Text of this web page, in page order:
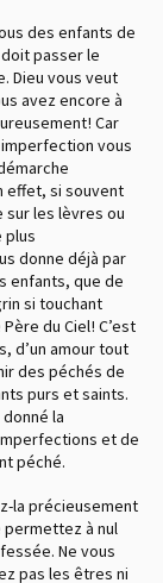
des enfants de
passer le
Dieu vous veut
avez encore à
! Car
vous
effet, si souvent
sur les lèvres ou
plus
donne déjà par
enfants, que de
si touchant
du Ciel ! C’est
d’un amour tout
des péchés de
purs et saints.
la
et de
péché.
la précieusement
permettez à nul
Ne vous
pas les êtres ni